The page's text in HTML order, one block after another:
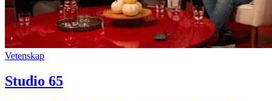
Vetenskap
Studio 65